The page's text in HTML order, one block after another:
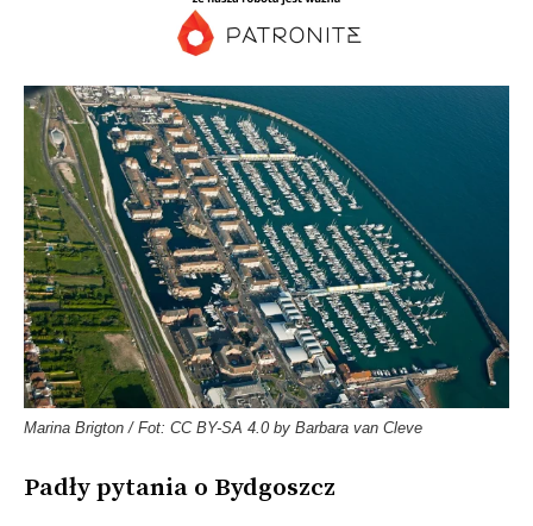
Marina Brigton / Fot: CC BY-SA 4.0 by Barbara van Cleve
Padły pytania o Bydgoszcz